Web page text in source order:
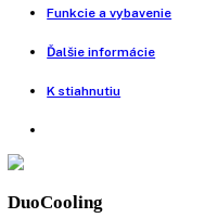
Porovnať tento produkt
Zabudovaná kombinovaná
SuperCool:možnosť